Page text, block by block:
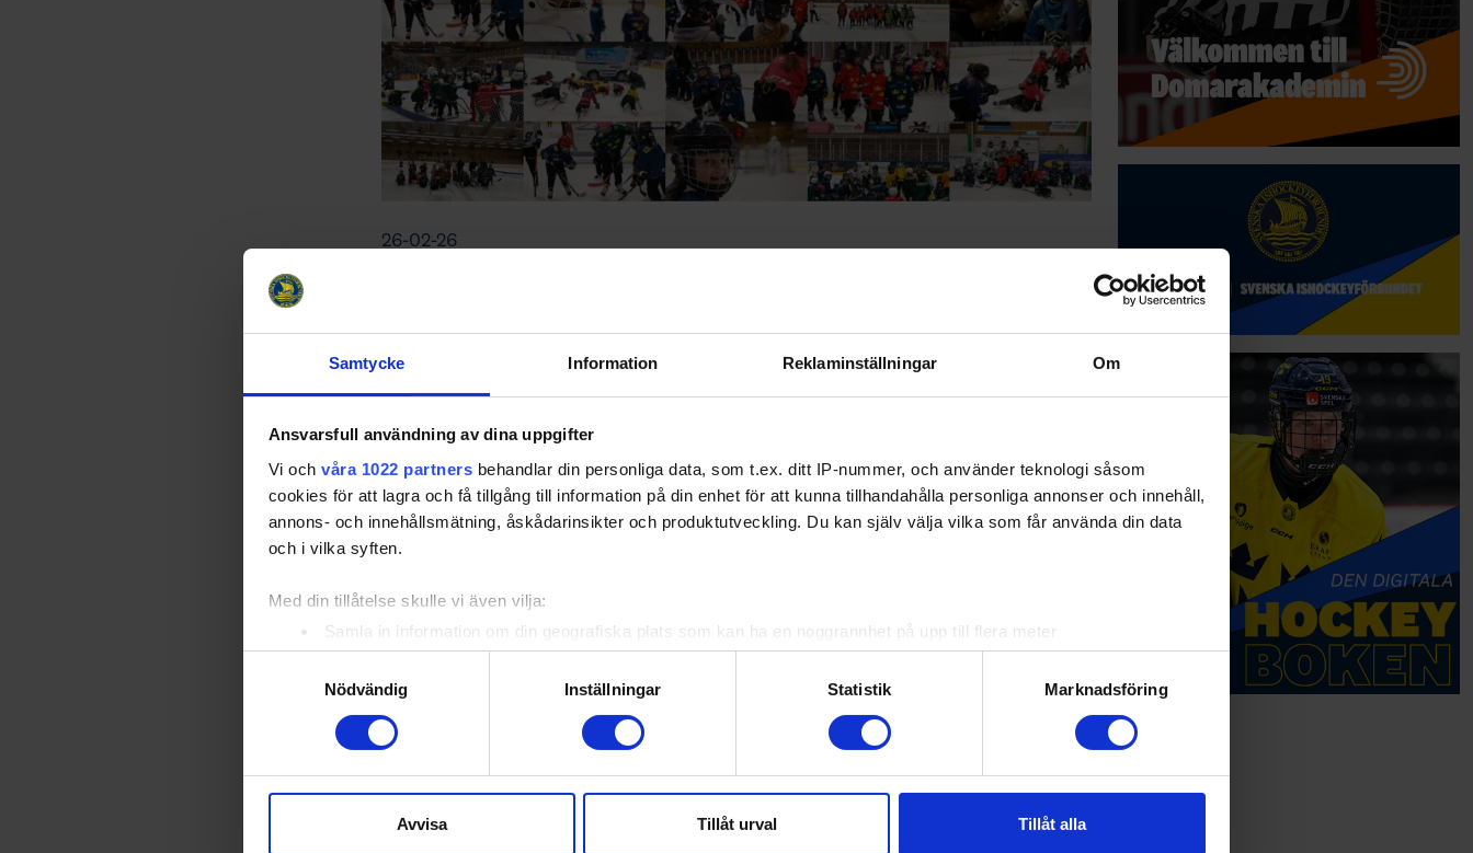
Samtycke Information Reklaminställningar Om
Ansvarsfull användning av dina uppgifter
Vi och våra 1022 partners behandlar din personliga data, som t.ex. ditt IP-nummer, och använder teknologi såsom
cookies för att lagra och få tillgång till information på din enhet för att kunna tillhandahålla personliga annonser och innehåll,
annons- och innehållsmätning, åskådarinsikter och produktutveckling. Du kan själv välja vilka som får använda din data
och i vilka syften.
Med din tillåtelse skulle vi även vilja:
Samla in information om din geografiska plats som kan ha en noggrannhet på upp till flera meter
Identifiera din enhet genom att aktivt skanna den för specifika kännetecken (fingeravtryck)
Ta reda på mer om hur dina personliga uppgifter behandlas och ställ in dina preferenser i
detaljsektionen. Du kan ändra
eller dra tillbaka ditt samtycke när som helst från cookie-förklaringen.
sociala medier och analysera vår trafik. Vi vidarebefordrar även sådana identifierare och annan information från din enhet
till de sociala medier och annons- och analysföretag som vi samarbetar med. Dessa kan i sin tur kombinera informationen
Nödvändig
Inställningar Statistik Marknadsföring
Avvisa Tillåt urval Tillåt alla
26-02-26
Viktig information om LOK-stödet